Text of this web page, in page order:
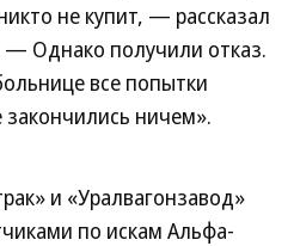
не купит, — рассказал
Однако получили отказ.
все попытки
закончились ничем».
и «Уралвагонзавод»
по искам Альфа-